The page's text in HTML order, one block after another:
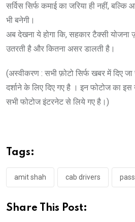
सर्विस सिर्फ कमाई का जरिया ही नहीं, बल्कि
भी बनेगी।
अब देखना ये होगा कि, सहकार टैक्सी योजना
उतरती है और कितना असर डालती है।
(अस्वीकरण : सभी फ़ोटो सिर्फ खबर में दिए
दर्शाने के लिए दिए गए है । इन फोटोज का
सभी फोटोज इंटरनेट से लिये गए है।)
Tags:
amit shah cab drivers
Share This Post: